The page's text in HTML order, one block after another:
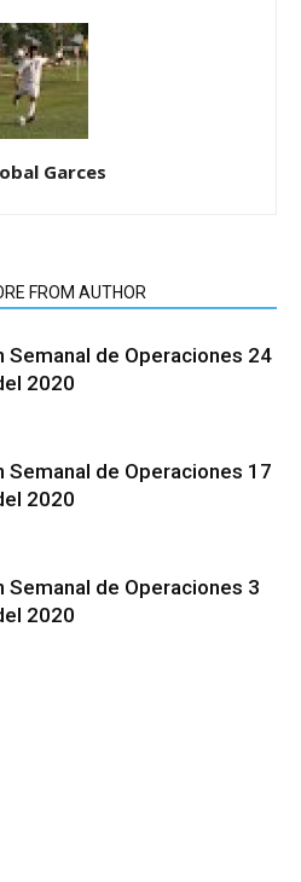
Garces
FROM AUTHOR
Semanal de Operaciones 24
2020
Semanal de Operaciones 17
2020
Semanal de Operaciones 3
2020